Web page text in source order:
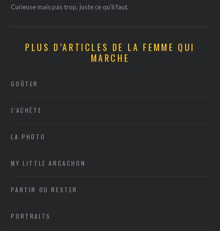
Curieuse mais pas trop, juste ce qu'il faut.
PLUS D’ARTICLES DE LA FEMME QUI
MARCHE
GOÛTER
J'ACHÈTE
LA PHOTO
MY LITTLE ARCACHON
PARTIR OU RESTER
PORTRAITS